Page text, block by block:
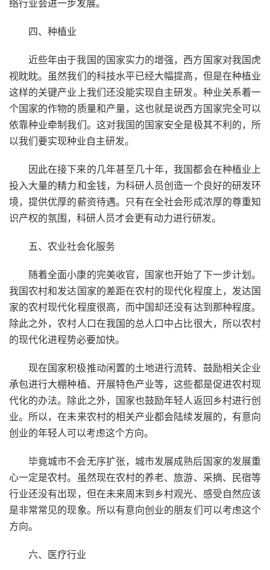
络行业会进一步发展。
四、种植业
近些年由于我国的国家实力的增强，西方国家对我国虎
视眈眈。虽然我们的科技水平已经大幅提高，但是在种植业
这样的关键产业上我们还没能实现自主研发。种业关系着一
个国家的作物的质量和产量，这也就是说西方国家完全可以
依靠种业牵制我们。这对我国的国家安全是极其不利的，所
以我们要实现种业自主研发。
因此在接下来的几年甚至几十年，我国都会在种植业上
投入大量的精力和金钱，为科研人员创造一个良好的研发环
境，提供优厚的薪资待遇。只有在全社会形成浓厚的尊重知
识产权的氛围，科研人员才会更有动力进行研发。
五、农业社会化服务
随着全面小康的完美收官，国家也开始了下一步计划。
我国农村和发达国家的差距在农村的现代化程度上，发达国
家的农村现代化程度很高，而中国却还没有达到那种程度。
除此之外，农村人口在我国的总人口中占比很大，所以农村
的现代化进程势必要加快。
现在国家积极推动闲置的土地进行流转、鼓励相关企业
承包进行大棚种植、开展特色产业等，这些都是促进农村现
代化的办法。除此之外，国家也鼓励年轻人返回乡村进行创
业。所以，在未来农村的相关产业都会陆续发展的，有意向
创业的年轻人可以考虑这个方向。
毕竟城市不会无序扩张，城市发展成熟后国家的发展重
心一定是农村。虽然现在农村的养老、旅游、采摘、民宿等
行业还没有出现，但在未来周末到乡村观光、感受自然应该
是非常常见的现象。所以有意向创业的朋友们可以考虑这个
方向。
六、医疗行业